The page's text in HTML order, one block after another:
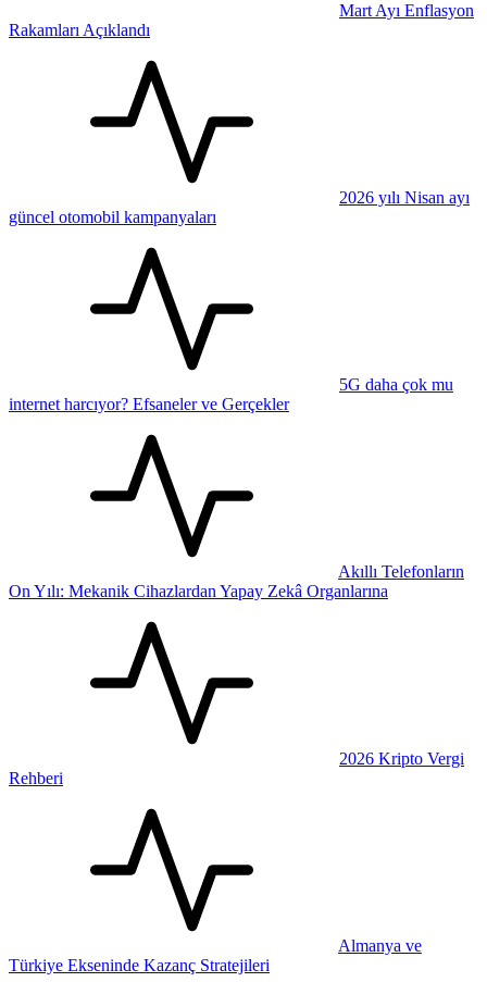
Mart Ayı Enflasyon
Rakamları Açıklandı
2026 yılı Nisan ayı
güncel otomobil kampanyaları
5G daha çok mu
internet harcıyor? Efsaneler ve Gerçekler
Akıllı Telefonların
On Yılı: Mekanik Cihazlardan Yapay Zekâ Organlarına
2026 Kripto Vergi
Rehberi
Almanya ve
Türkiye Ekseninde Kazanç Stratejileri